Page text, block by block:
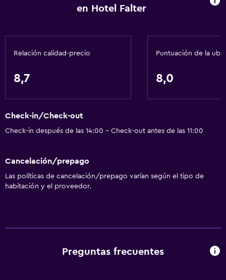
Wifi disponible en todas las instalaciones
Extinguidor
Calefacción
Accesibilidad y adecuación
Habitación hipoalergénica
Habitaciones para no fumadores disponibles
extra)
Estacionamiento accesible
Áreas designadas para fumadores
en Hotel Falter
Relación calidad-precio
8,7
Puntuación de la
8,0
Check-in/Check-out
Check-in después de las 14:00 - Check-out antes de las 11:00
Cancelación/prepago
Las políticas de cancelación/prepago varían según el tipo de
habitación y el proveedor.
Preguntas frecuentes